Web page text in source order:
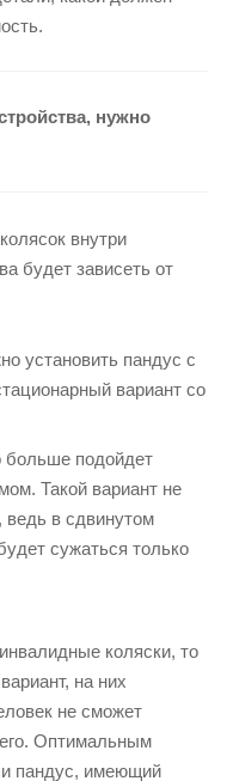
нужно
внутри
будет зависеть от
установить пандус с
вариант со
подойдет
Такой вариант не
ведь в сдвинутом
сужаться только
коляски, то
на них
не сможет
Оптимальным
пандус, имеющий